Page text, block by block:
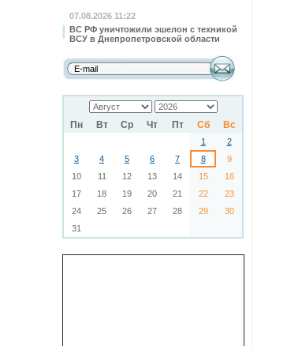
07.08.2026 11:22
ВС РФ уничтожили эшелон с техникой
ВСУ в Днепропетровской области
Пн Вт Ср Чт Пт Сб Вс
1
2
3
4 5 6 7 8
9
10
11 12 13 14 15
16
17
18 19 20 21 22
23
24
25 26 27 28 29
30
31